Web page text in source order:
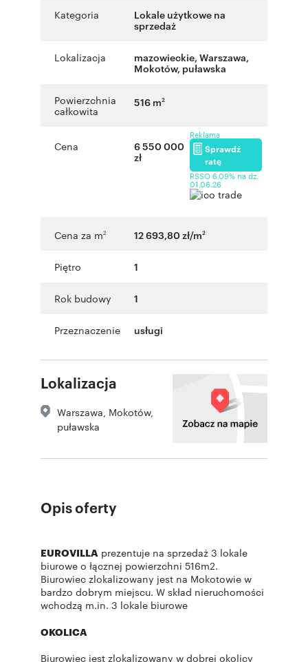
Kategoria
Lokale użytkowe na
sprzedaż
Lokalizacja mazowieckie, Warszawa,
Mokotów, puławska
Powierzchnia
całkowita
516 m2
Cena
6 550 000
zł
Reklama
Sprawdź
ratę
RSSO 6,09% na dz.
01.06.26
Cena za m2 12 693,80 zł/m2
Piętro 1
Rok budowy 1
Przeznaczenie usługi
Lokalizacja
Warszawa Mokotów,
puławska
Opis oferty
EUROVILLA prezentuje na sprzedaż 3 lokale
biurowe o łącznej powierzchni 516m2.
Biurowiec zlokalizowany jest na Mokotowie w
bardzo dobrym miejscu. W skład nieruchomości
wchodzą m.in. 3 lokale biurowe
OKOLICA
Biurowiec jest zlokalizowany w dobrej okolicy